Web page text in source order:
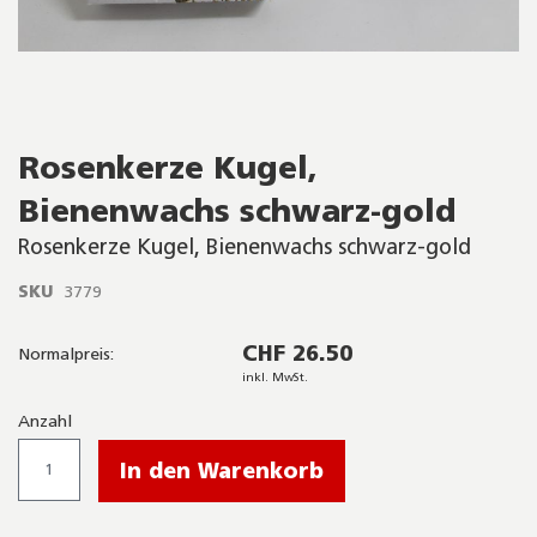
Rosenkerze Kugel,
Bienenwachs schwarz-gold
Rosenkerze Kugel, Bienenwachs schwarz-gold
SKU 3779
Normalpreis: CHF 26.50
inkl. MwSt.
Anzahl
In den Warenkorb
to
beginning
of
the
images
gallery